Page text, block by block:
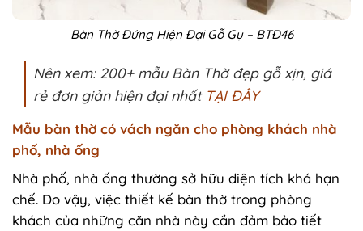
Bàn Thờ Đứng Hiện Đại Gỗ Gụ – BTĐ46
Nên xem: 200+ mẫu Bàn Thờ đẹp gỗ xịn, giá
rẻ đơn giản hiện đại nhất TẠI ĐÂY
Mẫu bàn thờ có vách ngăn cho phòng khách nhà
phố, nhà ống
Nhà phố, nhà ống thường sở hữu diện tích khá hạn
chế. Do vậy, việc thiết kế bàn thờ trong phòng
khách của những căn nhà này cần đảm bảo tiết